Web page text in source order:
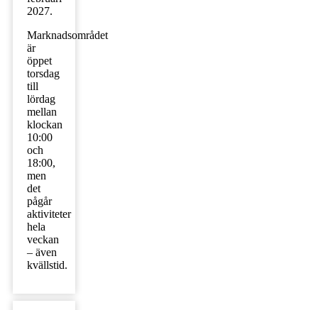
2027.
Marknadsområdet
är
öppet
torsdag
till
lördag
mellan
klockan
10:00
och
18:00,
men
det
pågår
aktiviteter
hela
veckan
– även
kvällstid.